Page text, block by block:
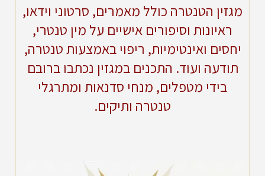
מגזין הטנטרה כולל מאמרים, סרטוני וידאו,
ראיונות וסיפורים אישיים על מין טנטרי,
יחסים ואינטימיות, ריפוי באמצעות טנטרה,
תודעה ועוד. התכנים במגזין נכתבו ברובם
בידי מטפלים, מנחי סדנאות ומתרגלי
טנטרה ותיקים.